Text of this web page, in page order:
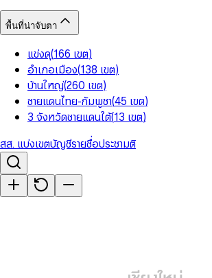
พื้นที่น่าจับตา
แข่งดุ(166 เขต)
อำเภอเมือง(138 เขต)
บ้านใหญ่(260 เขต)
ชายแดนไทย-กัมพูชา(45 เขต)
3 จังหวัดชายแดนใต้(13 เขต)
สส. แบ่งเขตบัญชีรายชื่อประชามติ